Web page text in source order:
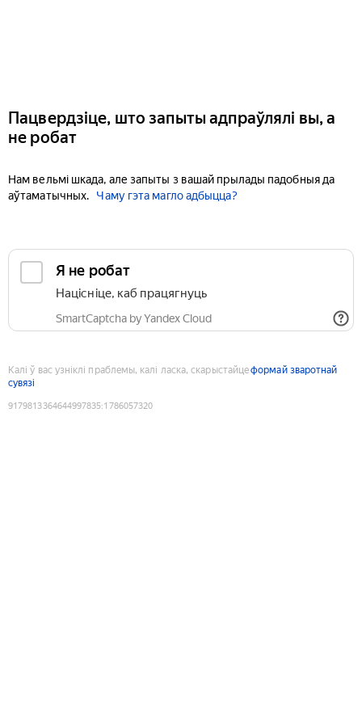
Пацвердзіце, што запыты адпраўлялі вы, а
не робат
Нам вельмі шкада, але запыты з вашай прылады падобныя да
аўтаматычных.
Чаму гэта магло адбыцца?
Я не робат
Націсніце, каб працягнуць
SmartCaptcha by Yandex Cloud
Калі ў вас узніклі праблемы, калі ласка, скарыстайцеформай зваротнай
сувязі
9179813364644997835:1786057320